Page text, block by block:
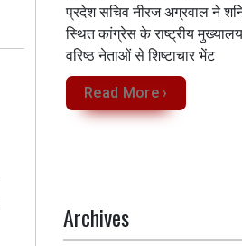
प्रदेश सचिव नीरज अग्रवाल ने
स्थित कांग्रेस के राष्ट्रीय
वरिष्ठ नेताओं से शिष्टाचार भेंट
Read More ›
Archives